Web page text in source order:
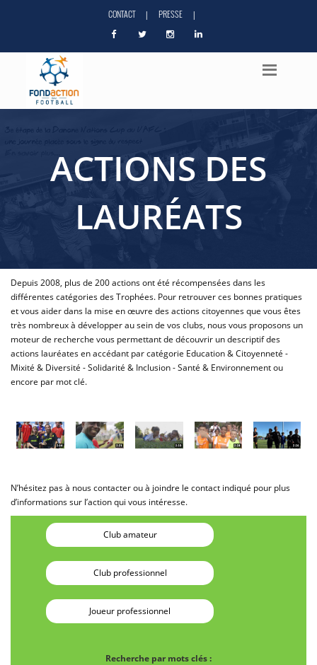
CONTACT | PRESSE |
ACTIONS DES
LAURÉATS
Depuis 2008, plus de 200 actions ont été récompensées dans les
différentes catégories des Trophées. Pour retrouver ces bonnes pratiques
et vous aider dans la mise en œuvre des actions citoyennes que vous êtes
très nombreux à développer au sein de vos clubs, nous vous proposons un
moteur de recherche vous permettant de découvrir un descriptif des
actions lauréates en accédant par catégorie Education & Citoyenneté -
Mixité & Diversité - Solidarité & Inclusion - Santé & Environnement ou
encore par mot clé.
N’hésitez pas à nous contacter ou à joindre le contact indiqué pour plus
d’informations sur l’action qui vous intéresse.
Club amateur
Club professionnel
Joueur professionnel
Recherche par mots clés :